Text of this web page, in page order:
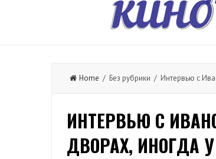
Home / Без рубрики / Интервью с
ИНТЕРВЬЮ С
ДВОРАХ, ИНОГДА